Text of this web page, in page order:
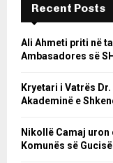
Recent Posts
Ali Ahmeti priti në
Ambasadores së
Kryetari i Vatrës
Akademinë e
Nikollë Camaj
Komunës së Gucisë